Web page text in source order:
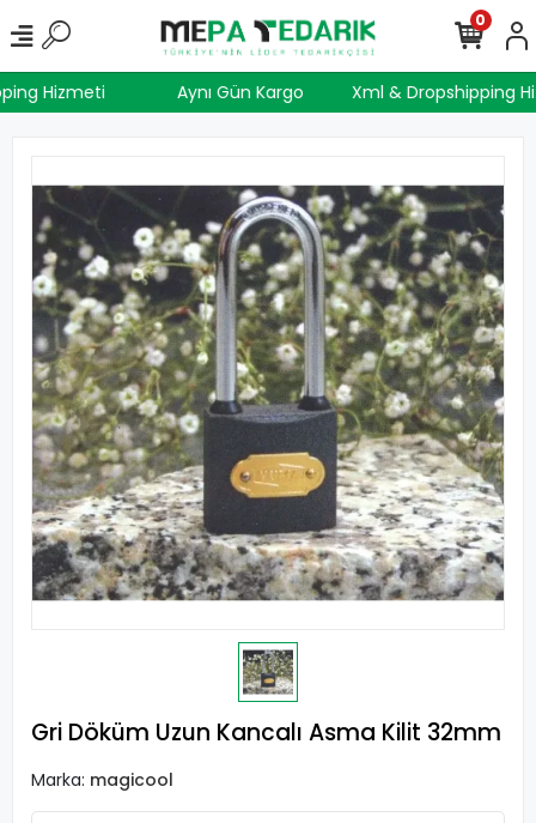
Hizmeti Aynı Gün Kargo Xml & Dropshipping
0
Gri Döküm Uzun Kancalı Asma Kilit 32mm
Marka: magicool